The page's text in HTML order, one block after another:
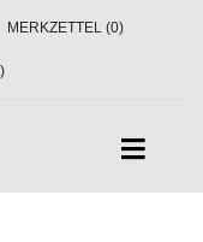
MERKZETTEL (0)